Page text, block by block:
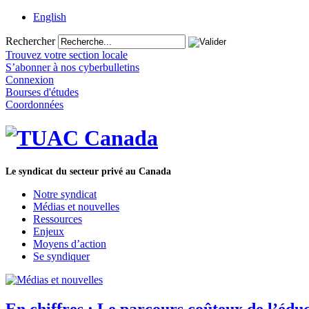
English
Rechercher
Trouvez votre section locale
S’abonner à nos cyberbulletins
Connexion
Bourses d'études
Coordonnées
Le syndicat du secteur privé au Canada
Notre syndicat
Médias et nouvelles
Ressources
Enjeux
Moyens d’action
Se syndiquer